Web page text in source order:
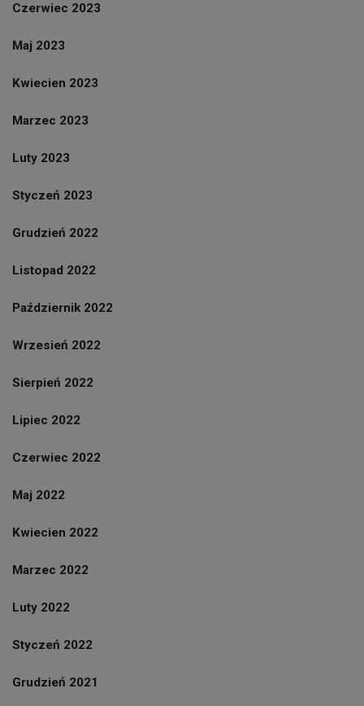
Czerwiec 2023
Maj 2023
Kwiecien 2023
Marzec 2023
Luty 2023
Styczeń 2023
Grudzień 2022
Listopad 2022
Październik 2022
Wrzesień 2022
Sierpień 2022
Lipiec 2022
Czerwiec 2022
Maj 2022
Kwiecien 2022
Marzec 2022
Luty 2022
Styczeń 2022
Grudzień 2021